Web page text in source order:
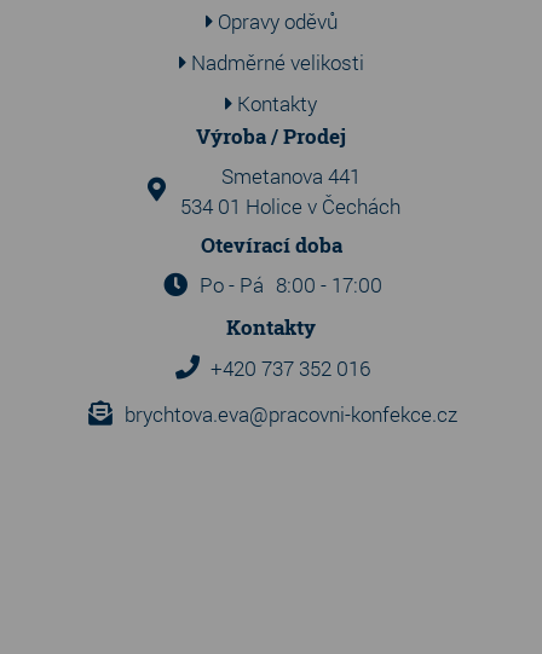
Opravy oděvů
Nadměrné velikosti
Kontakty
Výroba / Prodej
Smetanova 441
534 01 Holice v Čechách
Otevírací doba
Po - Pá 8:00 - 17:00
Kontakty
+420 737 352 016
brychtova.eva@pracovni-konfekce.cz